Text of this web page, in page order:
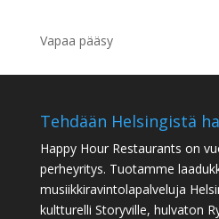
Vapaa pääsy
Tehdään Helsingistä
Happy Hour Restaurants on
perheyritys. Tuotamme
musiikkiravintolapalveluja
kultturelli Storyville, hulvaton